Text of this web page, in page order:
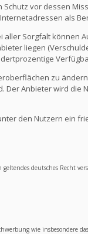
vor dessen
als
Sorgfalt können
liegen
zu
Anbieter wird die
den Nutzern ein
deutsches Recht
wie insbesondere